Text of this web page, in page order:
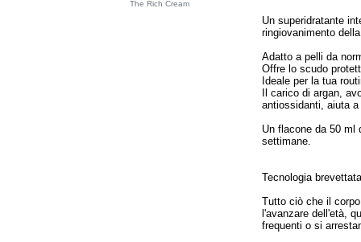
The Rich Cream
Un superidratante
ringiovanimento
Adatto a pelli da
Offre lo scudo
Ideale per la tua
Il carico di argan,
antiossidanti, aiuta
Un flacone da 50 ml
settimane.
Tecnologia
Tutto ciò che il
l'avanzare dell'età,
frequenti o si